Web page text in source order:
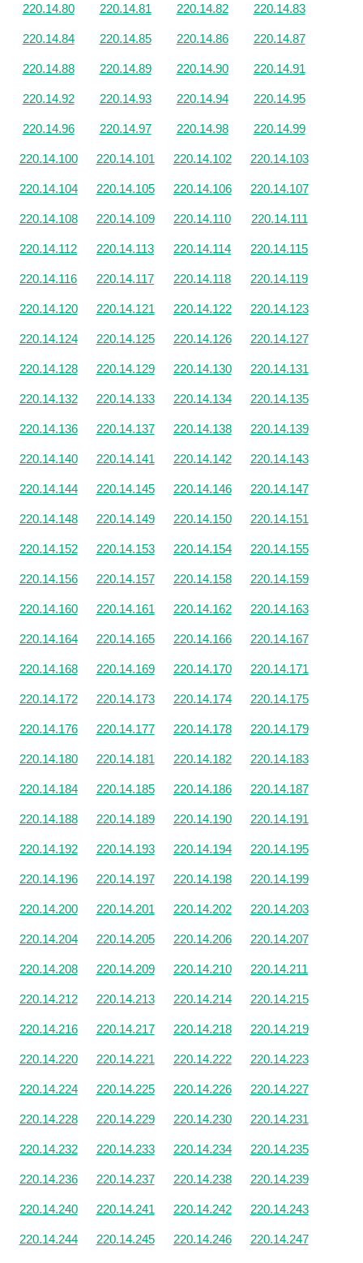
220.14.80 220.14.81 220.14.82 220.14.83
220.14.84 220.14.85 220.14.86 220.14.87
220.14.88 220.14.89 220.14.90 220.14.91
220.14.92 220.14.93 220.14.94 220.14.95
220.14.96 220.14.97 220.14.98 220.14.99
220.14.100 220.14.101 220.14.102 220.14.103
220.14.104 220.14.105 220.14.106 220.14.107
220.14.108 220.14.109 220.14.110 220.14.111
220.14.112 220.14.113 220.14.114 220.14.115
220.14.116 220.14.117 220.14.118 220.14.119
220.14.120 220.14.121 220.14.122 220.14.123
220.14.124 220.14.125 220.14.126 220.14.127
220.14.128 220.14.129 220.14.130 220.14.131
220.14.132 220.14.133 220.14.134 220.14.135
220.14.136 220.14.137 220.14.138 220.14.139
220.14.140 220.14.141 220.14.142 220.14.143
220.14.144 220.14.145 220.14.146 220.14.147
220.14.148 220.14.149 220.14.150 220.14.151
220.14.152 220.14.153 220.14.154 220.14.155
220.14.156 220.14.157 220.14.158 220.14.159
220.14.160 220.14.161 220.14.162 220.14.163
220.14.164 220.14.165 220.14.166 220.14.167
220.14.168 220.14.169 220.14.170 220.14.171
220.14.172 220.14.173 220.14.174 220.14.175
220.14.176 220.14.177 220.14.178 220.14.179
220.14.180 220.14.181 220.14.182 220.14.183
220.14.184 220.14.185 220.14.186 220.14.187
220.14.188 220.14.189 220.14.190 220.14.191
220.14.192 220.14.193 220.14.194 220.14.195
220.14.196 220.14.197 220.14.198 220.14.199
220.14.200 220.14.201 220.14.202 220.14.203
220.14.204 220.14.205 220.14.206 220.14.207
220.14.208 220.14.209 220.14.210 220.14.211
220.14.212 220.14.213 220.14.214 220.14.215
220.14.216 220.14.217 220.14.218 220.14.219
220.14.220 220.14.221 220.14.222 220.14.223
220.14.224 220.14.225 220.14.226 220.14.227
220.14.228 220.14.229 220.14.230 220.14.231
220.14.232 220.14.233 220.14.234 220.14.235
220.14.236 220.14.237 220.14.238 220.14.239
220.14.240 220.14.241 220.14.242 220.14.243
220.14.244 220.14.245 220.14.246 220.14.247